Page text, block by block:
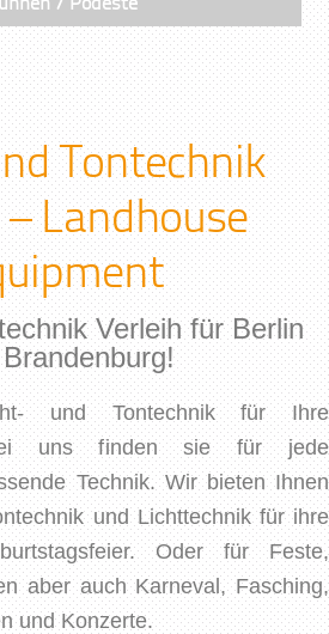
/ Podeste
Tontechnik
– Landhouse
Verleih für Berlin
und Tontechnik für Ihre
Bei uns finden sie für jede
Technik. Wir bieten Ihnen
und Lichttechnik für ihre
Oder für Feste,
aber auch Karneval, Fasching,
und Konzerte.